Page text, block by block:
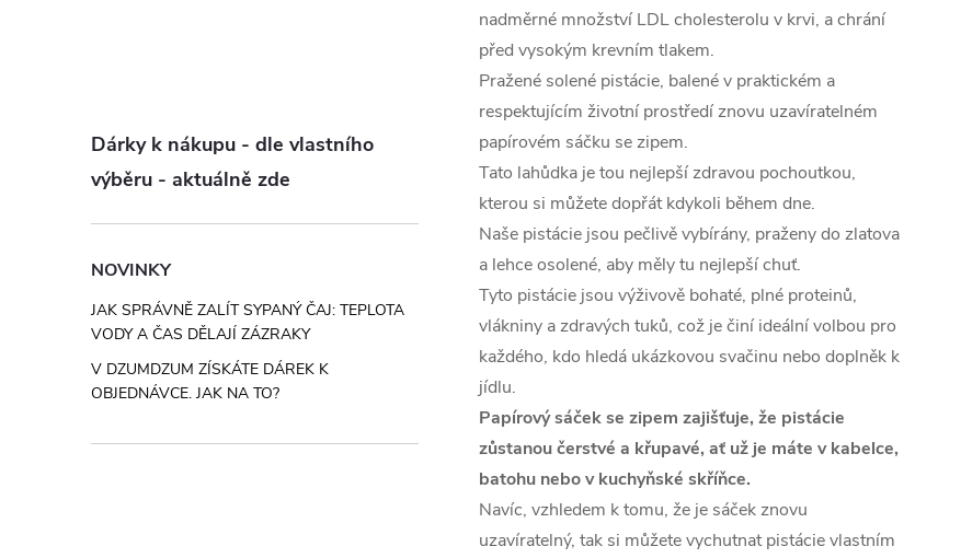
Dárky k nákupu - dle vlastního
výběru - aktuálně zde
NOVINKY
JAK SPRÁVNĚ ZALÍT SYPANÝ ČAJ: TEPLOTA
VODY A ČAS DĚLAJÍ ZÁZRAKY
V DZUMDZUM ZÍSKÁTE DÁREK K
OBJEDNÁVCE. JAK NA TO?
nadměrné množství LDL cholesterolu v krvi, a chrání
před vysokým krevním tlakem.
Pražené solené pistácie, balené v praktickém a
respektujícím životní prostředí znovu uzavíratelném
papírovém sáčku se zipem.
Tato lahůdka je tou nejlepší zdravou pochoutkou,
kterou si můžete dopřát kdykoli během dne.
Naše pistácie jsou pečlivě vybírány, praženy do zlatova
a lehce osolené, aby měly tu nejlepší chuť.
Tyto pistácie jsou výživově bohaté, plné proteinů,
vlákniny a zdravých tuků, což je činí ideální volbou pro
každého, kdo hledá ukázkovou svačinu nebo doplněk k
jídlu.
Papírový sáček se zipem zajišťuje, že pistácie
zůstanou čerstvé a křupavé, ať už je máte v kabelce,
batohu nebo v kuchyňské skříňce.
Navíc, vzhledem k tomu, že je sáček znovu
uzavíratelný, tak si můžete vychutnat pistácie vlastním